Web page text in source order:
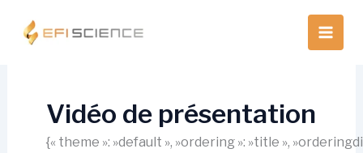
contenu
Vidéo de présentation
{« theme »: »default », »ordering »: »title »,